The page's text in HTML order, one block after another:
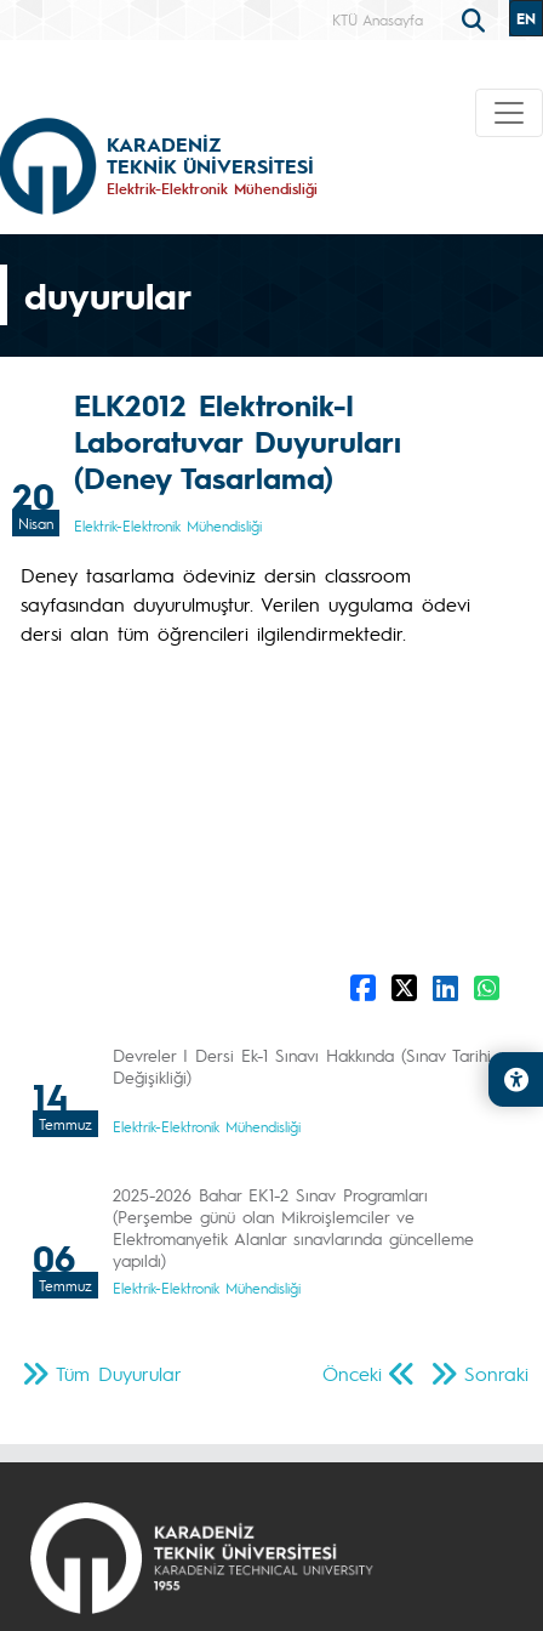
KTÜ Anasayfa EN
KARADENİZ
TEKNİK ÜNİVERSİTESİ
Elektrik-Elektronik Mühendisliği
duyurular
20
Nisan
ELK2012 Elektronik-I
Laboratuvar Duyuruları
(Deney Tasarlama)
Elektrik-Elektronik Mühendisliği
Deney tasarlama ödeviniz dersin classroom
sayfasından duyurulmuştur. Verilen uygulama ödevi
dersi alan tüm öğrencileri ilgilendirmektedir.
14
Temmuz
Devreler I Dersi Ek-1 Sınavı Hakkında (Sınav Tarihi
Değişikliği)
Elektrik-Elektronik Mühendisliği
06
Temmuz
2025-2026 Bahar EK1-2 Sınav Programları
(Perşembe günü olan Mikroişlemciler ve
Elektromanyetik Alanlar sınavlarında güncelleme
yapıldı)
Elektrik-Elektronik Mühendisliği
Önceki Sonraki
Tüm Duyurular